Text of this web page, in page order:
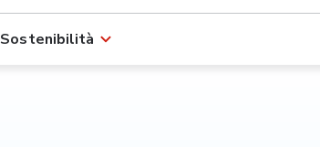
Sostenibilità